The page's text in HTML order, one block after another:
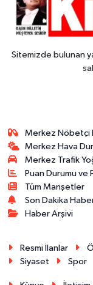
Sitemizde bulunan
Merkez Nöbetçi
Merkez Hava
Merkez Trafik
Puan Durumu ve
Tüm Manşetler
Son Dakika
Haber Arşivi
Resmi İlanlar
Siyaset
Spor